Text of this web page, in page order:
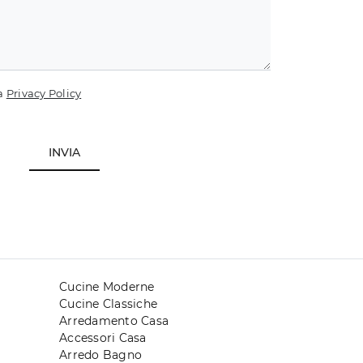
Privacy Policy
INVIA
Cucine Moderne
Cucine Classiche
Arredamento Casa
Accessori Casa
Arredo Bagno